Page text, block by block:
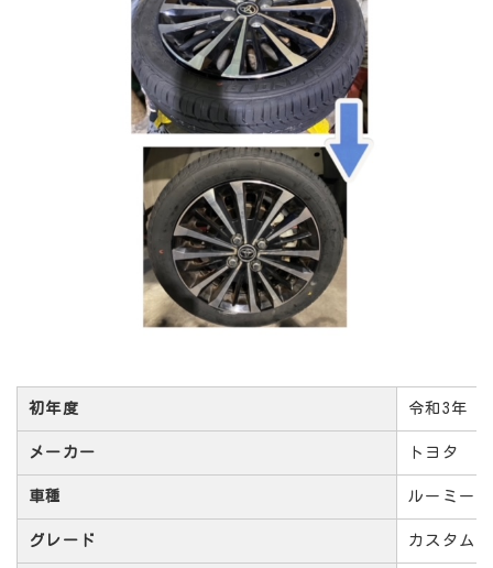
初年度 令和3年
メーカー トヨタ
車種 ルーミー
グレード カスタム